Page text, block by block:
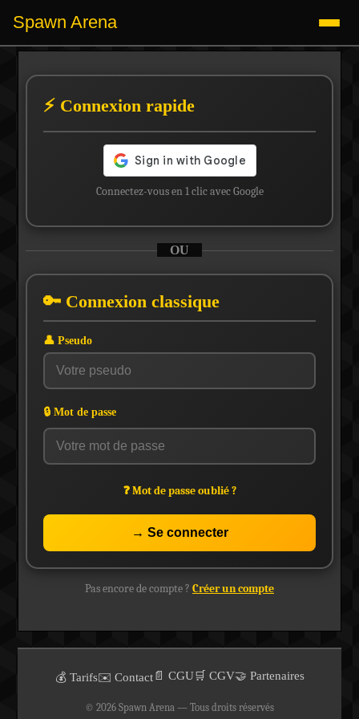
Spawn Arena
⚡ Connexion rapide
Connectez-vous en 1 clic avec Google
OU
🔑 Connexion classique
👤 Pseudo
🔒 Mot de passe
❓ Mot de passe oublié ?
→ Se connecter
Pas encore de compte ? Créer un compte
💰 Tarifs✉️ Contact📄 CGU🛒 CGV🤝 Partenaires
© 2026 Spawn Arena — Tous droits réservés